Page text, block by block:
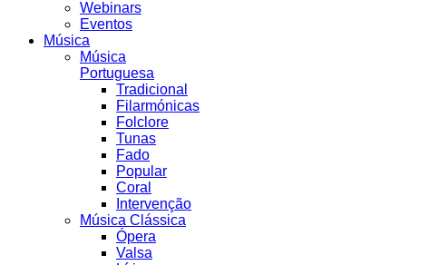
Webinars
Eventos
Música
Música
Portuguesa
Tradicional
Filarmónicas
Folclore
Tunas
Fado
Popular
Coral
Intervenção
Música Clássica
Ópera
Valsa